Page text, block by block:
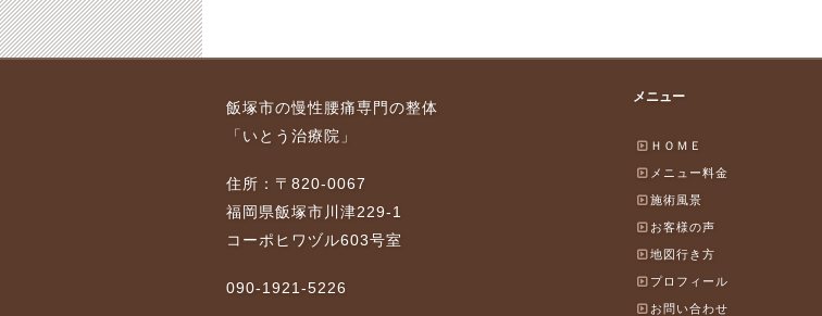
なる 骨盤のゆがみが
肩こり、腰痛 30代女性
2018-06-09
飯塚市の慢性腰痛専門の整体
「いとう治療院」
住所：〒820-0067
福岡県飯塚市川津229-1
コーポヒワヅル603号室
090-1921-5226
メニュー
ＨＯＭＥ
メニュー料金
施術風景
お客様の声
地図行き方
プロフィール
お問い合わせ